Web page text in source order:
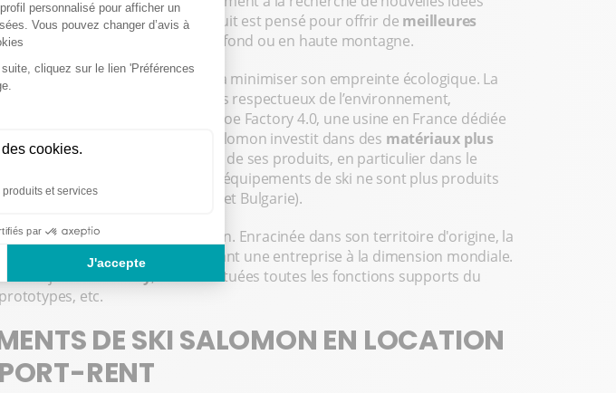
des sportifs. Chaque produit est pensé pour offrir de meilleures
soit sur les pistes de ski alpin, de fond ou en haute montagne.
Salomon s’engage activement à minimiser son empreinte écologique. La
des processus de fabrication plus respectueux de l’environnement,
en 2021 de l'Advanced Shoe Factory 4.0, une usine en France dédiée
écologiques. En outre, Salomon investit dans des matériaux plus
l’impact environnemental de ses produits, en particulier dans le
lié à mère Nature. Les équipements de ski ne sont plus produits
restent en Europe
(Autriche et Bulgarie).
une valeur centrale pour Salomon. Enracinée dans son territoire d'origine, la
ses
racines alpines
tout en étant une entreprise à la dimension mondiale.
Annecy
, où sont situées toutes les fonctions supports du
etc.
DE SKI SALOMON EN LOCATION
RENT